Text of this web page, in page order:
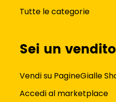
Tutte le categorie
Sei un
Vendi su PagineGialle
Accedi al marketplace